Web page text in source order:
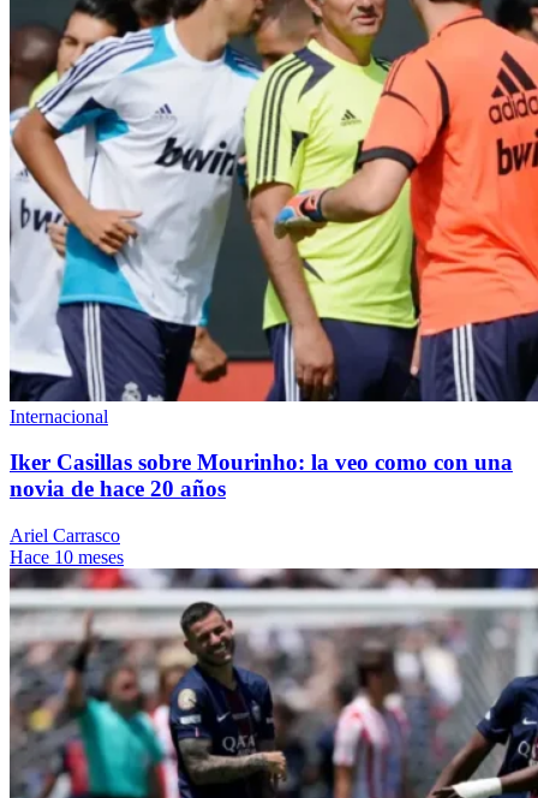
Internacional
Iker Casillas sobre Mourinho: la veo como con una
novia de hace 20 años
Ariel Carrasco
Hace 10 meses